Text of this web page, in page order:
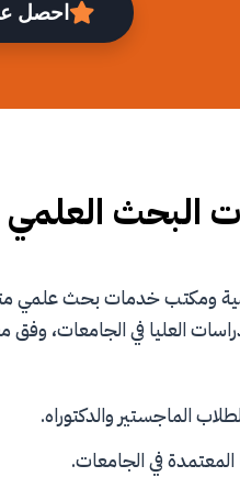
احصل
البحث العلمي
ومكتب خدمات بحث
العليا في الجامعات، وفق
الماجستير والدكتوراه.
المعتمدة في الجامعات.